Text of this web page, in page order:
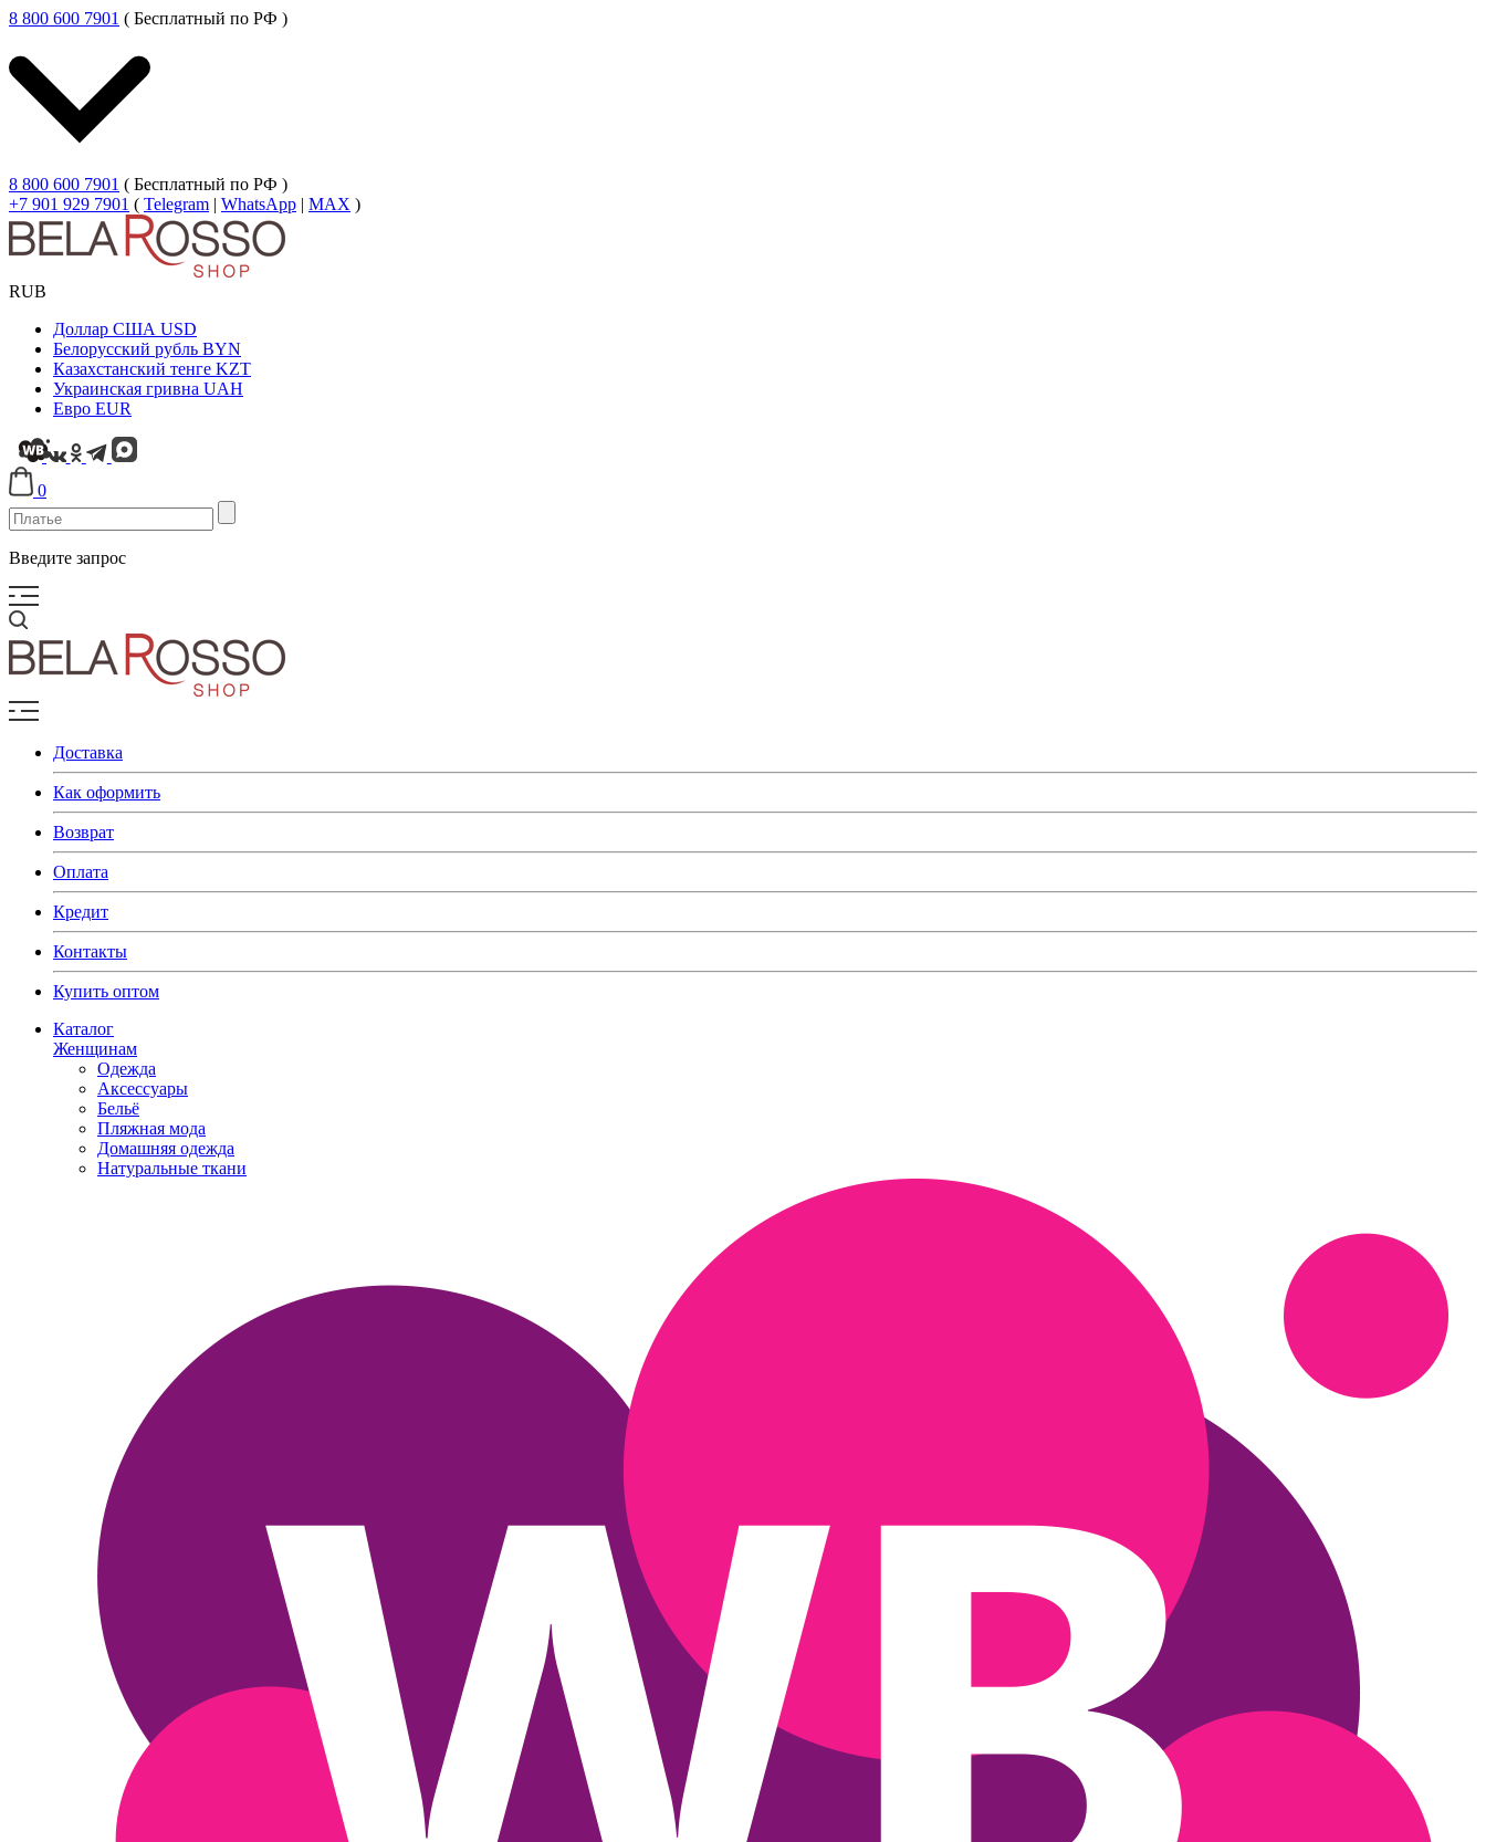
8 800 600 7901 ( Бесплатный по РФ )
8 800 600 7901 ( Бесплатный по РФ )
+7 901 929 7901 ( Telegram | WhatsApp | MAX )
RUB
Доллар США USD
Белорусский рубль BYN
Казахстанский тенге KZT
Украинская гривна UAH
Евро EUR
0
Введите запрос
Доставка
Как оформить
Возврат
Оплата
Кредит
Контакты
Купить оптом
Каталог
Женщинам
Одежда
Аксессуары
Бельё
Пляжная мода
Домашняя одежда
Натуральные ткани